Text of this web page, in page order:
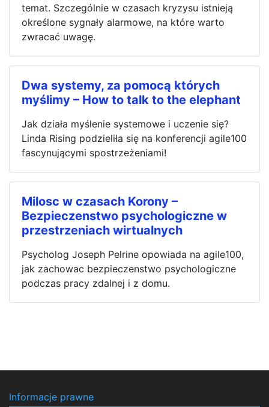
temat. Szczególnie w czasach kryzysu istnieją
określone sygnały alarmowe, na które warto
zwracać uwagę.
Dwa systemy, za pomocą których
myślimy – How to talk to the elephant
Jak działa myślenie systemowe i uczenie się?
Linda Rising podzieliła się na konferencji agile100
fascynującymi spostrzeżeniami!
Milosc w czasach Korony –
Bezpieczenstwo psychologiczne w
przestrzeniach wirtualnych
Psycholog Joseph Pelrine opowiada na agile100,
jak zachowac bezpieczenstwo psychologiczne
podczas pracy zdalnej i z domu.
Informacje prawne